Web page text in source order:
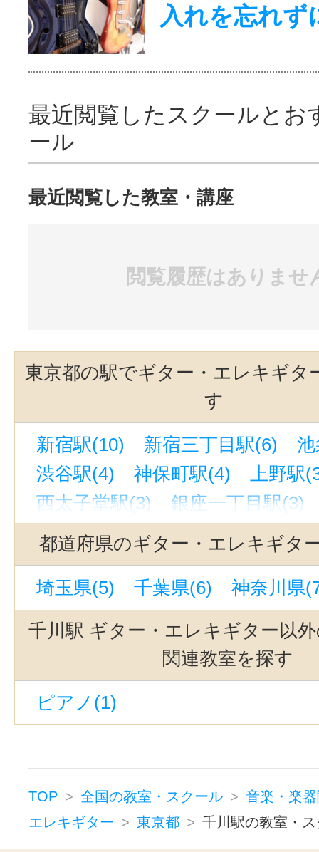
入れを忘れず
最近閲覧したスクールとお
ール
最近閲覧した教室・講座
閲覧履歴はありませ
東京都の駅でギター・エレキギタ
す
新宿駅(10) 新宿三丁目駅(6)
渋谷駅(4)
神保町駅(4)
上野駅
西太子堂駅(3)
銀座一丁目駅(3)
下北沢駅(3)
御茶ノ水駅(3)
京
若林駅(東京)(3)
緑が丘駅(東京
池ノ上駅(3)
新御茶ノ水駅(3)
恵比寿駅(東京)(3)
九品仏駅(3)
中目黒駅(3)
三軒茶
有楽町駅(3)
世田谷代田駅(3)
代官山駅(3)
西武新宿駅(1)
蒲田駅(東京)(1)
新大久保駅(1)
京急蒲田駅(1)
新線池袋駅(1)
綾瀬駅(1)
赤羽
都道府県のギター・エレキギタ
埼玉県(5) 千葉県(6)
神奈川県
千川駅 ギター・エレキギター以
関連教室を探す
ピアノ(1)
TOP 全国の教室・スクール
音楽・楽
エレキギター
東京都 千川駅の教室・